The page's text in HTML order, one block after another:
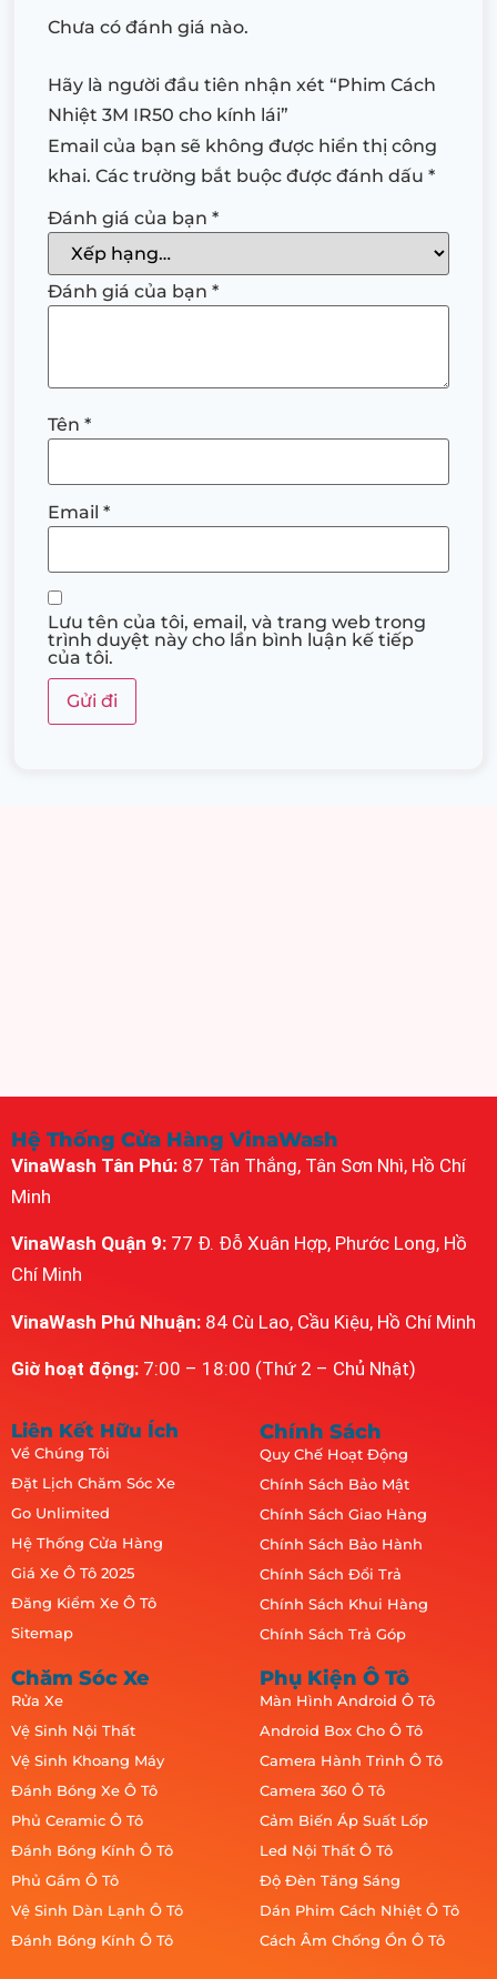
Chưa có đánh giá nào.
Hãy là người đầu tiên nhận xét “Phim Cách
Nhiệt 3M IR50 cho kính lái”
Email của bạn sẽ không được hiển thị công
khai. Các trường bắt buộc được đánh dấu *
Đánh giá của bạn *
Đánh giá của bạn *
Tên *
Email *
Lưu tên của tôi, email, và trang web trong
trình duyệt này cho lần bình luận kế tiếp
của tôi.
Hệ Thống Cửa Hàng VinaWash
VinaWash Tân Phú: 87 Tân Thắng, Tân Sơn Nhì, Hồ Chí
Minh
VinaWash Quận 9: 77 Đ. Đỗ Xuân Hợp, Phước Long, Hồ
Chí Minh
VinaWash Phú Nhuận: 84 Cù Lao, Cầu Kiệu, Hồ Chí Minh
Giờ hoạt động: 7:00 – 18:00 (Thứ 2 – Chủ Nhật)
Liên Kết Hữu Ích
Về Chúng Tôi
Đặt Lịch Chăm Sóc Xe
Go Unlimited
Hệ Thống Cửa Hàng
Giá Xe Ô Tô 2025
Đăng Kiểm Xe Ô Tô
Sitemap
Chính Sách
Quy Chế Hoạt Động
Chính Sách Bảo Mật
Chính Sách Giao Hàng
Chính Sách Bảo Hành
Chính Sách Đổi Trả
Chính Sách Khui Hàng
Chính Sách Trả Góp
Chăm Sóc Xe
Rửa Xe
Vệ Sinh Nội Thất
Vệ Sinh Khoang Máy
Đánh Bóng Xe Ô Tô
Phủ Ceramic Ô Tô
Đánh Bóng Kính Ô Tô
Phủ Gầm Ô Tô
Vệ Sinh Dàn Lạnh Ô Tô
Đánh Bóng Kính Ô Tô
Phụ Kiện Ô Tô
Màn Hình Android Ô Tô
Android Box Cho Ô Tô
Camera Hành Trình Ô Tô
Camera 360 Ô Tô
Cảm Biến Áp Suất Lốp
Led Nội Thất Ô Tô
Độ Đèn Tăng Sáng
Dán Phim Cách Nhiệt Ô Tô
Cách Âm Chống Ồn Ô Tô